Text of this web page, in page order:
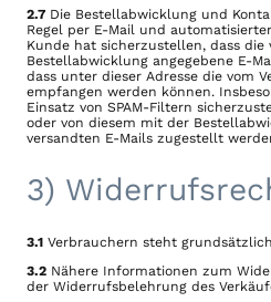
2.7 Die Bestellabwicklung und
Regel per E-Mail und
Kunde hat sicherzustellen, dass die
Bestellabwicklung angegebene E-
dass unter dieser Adresse die vom
empfangen werden können.
Einsatz von SPAM-Filtern
oder von diesem mit der
versandten E-Mails zugestellt
3)
3.1 Verbrauchern steht
3.2 Nähere Informationen zum
der Widerrufsbelehrung des